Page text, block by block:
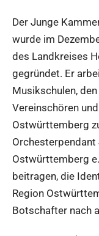
Der Junge
wurde im
des Landkreises
gegründet. Er
Musikschulen,
Vereinschören
Ostwürttemberg
Ostwürttemberg
beitragen, die
Region
Botschafter nach